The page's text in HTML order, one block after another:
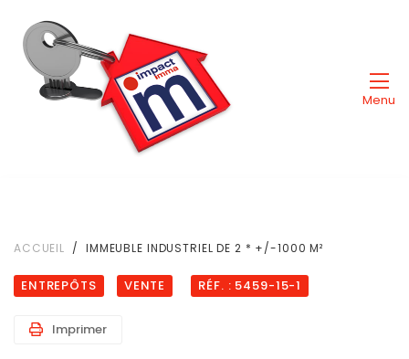
Menu
ACCUEIL IMMEUBLE INDUSTRIEL DE 2 * +/-1000 M²
ENTREPÔTS VENTE RÉF. : 5459-15-1
Imprimer